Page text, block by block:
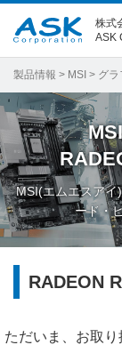
株式
ASK
製品情報 > MSI > グラ
MSI
MSI(エムエスアイ
ード・
RADEON
ただいま、お取り